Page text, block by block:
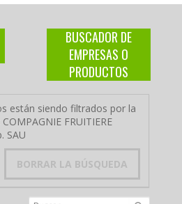
BUSCADOR DE
EMPRESAS O
PRODUCTOS
están siendo filtrados por la
FRUITIERE
SAU
BORRAR LA BÚSQUEDA